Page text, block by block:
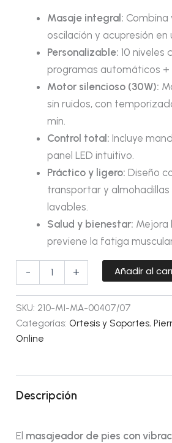
Masaje integral: Combina
oscilación y acupresión en
Personalizable: 10 niveles
programas automáticos +
Motor silencioso (30W):
sin ruidos, con
min.
Control total: Incluye
panel LED intuitivo.
Práctico y ligero: Diseño
transportar y almohadillas
lavables.
Salud y bienestar: Mejora
previene la fatiga
- + Añadir al
SKU: 210-MI-MA-00407/07
Categorías: Ortesis y Soportes,
Online
Descripción
El masajeador de pies con